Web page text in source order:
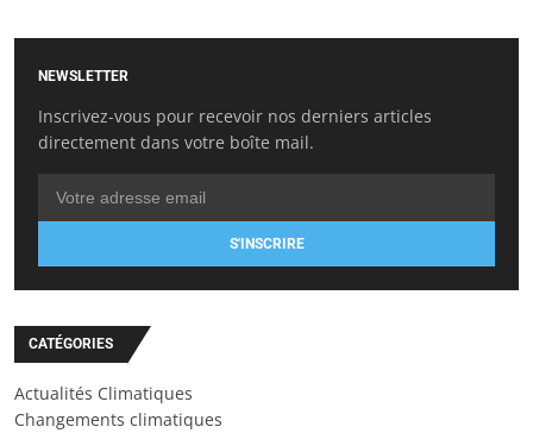
NEWSLETTER
Inscrivez-vous pour recevoir nos derniers articles
directement dans votre boîte mail.
S'INSCRIRE
CATÉGORIES
Actualités Climatiques
Changements climatiques